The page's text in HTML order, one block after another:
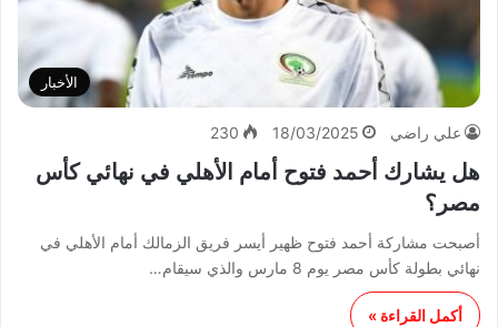
الأخبار
علي راضي 18/03/2025
230
هل يشارك أحمد فتوح أمام الأهلي في نهائي كأس
مصر؟
أصبحت مشاركة أحمد فتوح ظهير أيسر فريق الزمالك أمام الأهلي في
نهائي بطولة كأس مصر يوم 8 مارس والذي سيقام…
أكمل القراءة »